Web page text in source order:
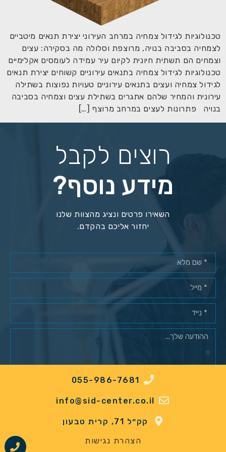
טכנולוגיות לגידול צמחיה במרחב העירוני יצירת תנאים מיטביים
לצמחיה בסביבה בנויה, מרוצפת וסלולה מה בסקירה: עצים
וצמחים הם תשתית חיונית לקיום עיר עמידה לעומסים אקלימיים
טכנולוגיות לגידול צמחיה בתנאים עירוניים קשוחים יצירת תנאים
לגידול צמחיה ועצים בתנאים עירוניים טעויות נפוצות בשתילה
עירונית והמחיר שלהם אתגרים בשתילת עצים וצמחיה בסביבה
בנויה פתרונות לעצים במרחב מרוצף […]
רוצים לקבל
מידע נוסף?
השאירו פרטים ונציג מהצוות שלנו
יחזור אליכם בהקדם.
מאשר/ת רישום למאגר לקוחות*
055-986-7681
info@sid-center.co.il
קק״ל 71, קרית טבעון
הצהרת נגישות